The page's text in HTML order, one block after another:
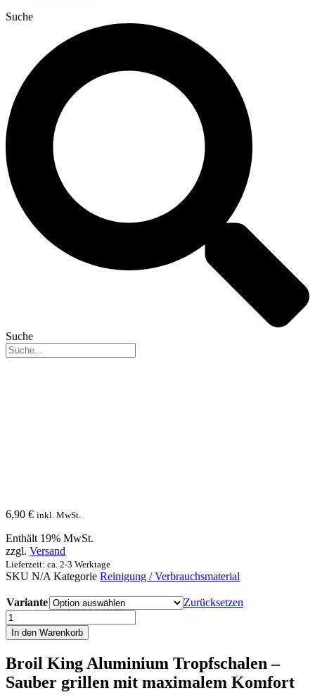
Suche
Suche
6,90 € inkl. MwSt.
Enthält 19% MwSt.
zzgl. Versand
Lieferzeit: ca. 2-3 Werktage
SKU N/A Kategorie Reinigung / Verbrauchsmaterial
Variante
Zurücksetzen
Broil
King
Aluminiumtropfschale
In den Warenkorb
Broil King Aluminium Tropfschalen –
Sauber grillen mit maximalem Komfort